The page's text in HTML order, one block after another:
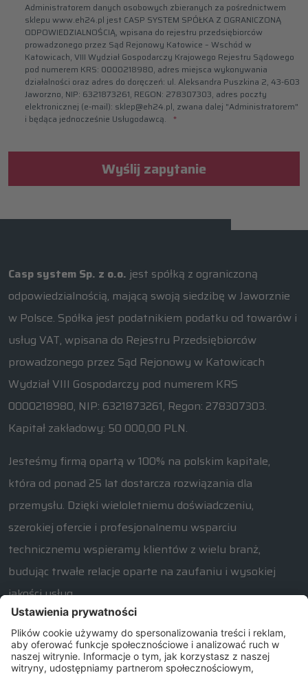
Administratorem danych osobowych zbieranych za pośrednictwem
sklepu www.eh24.pl jest CASP SYSTEM SPÓŁKA Z OGRANICZONĄ
ODPOWIEDZIALNOŚCIĄ, wpisana do rejestru przedsiębiorców
prowadzonego przez Sąd Rejonowy Katowice – Wschód w
Katowicach, VIII Wydział Gospodarczy Krajowego Rejestru Sądowego
pod numerem KRS: 0000218980, adres miejsca wykonywania
działalności oraz adres do doręczeń: ul. Aleksandra Puszkina 2, 43-603
Jaworzno, NIP: 6321873261, REGON: 278307303, adres poczty
elektronicznej (e-mail): sklep@eh24.pl, zwana dalej "Administratorem"
i będąca jednocześnie Usługodawcą.
Wyślij zapytanie
Casp system Sp. z o.o. jest spółką z ograniczoną
odpowiedzialnością, mającą swoją siedzibę w Jaworznie
w Polsce. Spółka jest podatnikiem podatku od towarów i
usług VAT, wpisana do Rejestru Przedsiębiorców
prowadzonego przez Sąd Rejonowy w Katowicach
Wydział VIII Gospodarczy pod numerem KRS
0000218980, NIP: 6321873261, Regon: 278307303.
Kapitał zakładowy: 50 000,00 PLN.
Jesteśmy firmą opartą w 100% na polskim kapitale,
która od ponad 25 lat dostarcza rozwiązania dla
przemysłu. Dzięki wieloletniemu doświadczeniu,
szerokiej ofercie i profesjonalnemu wsparciu
technicznemu wspieramy klientów z wielu branż,
budując trwałe relacje oparte na zaufaniu i wysokiej
jakości usług.
W razie jakichkolwiek pytań związanych z naszą ofertą
prosimy o kontakt od poniedziałku do piątku w
godzinach 7:30 – 15:30.